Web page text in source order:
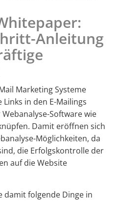
Anleitung
Marketing Systeme
in den E-Mailings
Software wie
Damit eröffnen sich
Möglichkeiten, da
die Erfolgskontrolle der
auf die Website
damit folgende Dinge in